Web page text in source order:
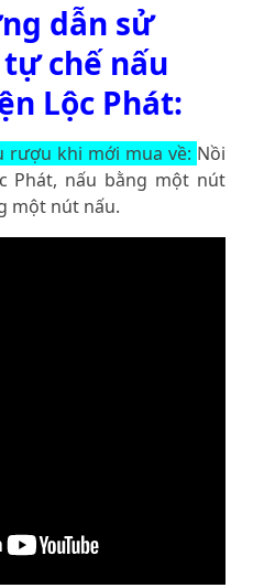
dẫn sử
chế nấu
Lộc Phát:
rượu khi mới mua về: Nồi
Phát, nấu bằng một nút
một nút nấu.